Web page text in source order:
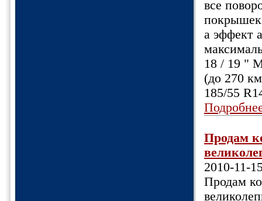
все
а эффект
18 / 19 "
(до 270
185/55
Продам
2010-11-
Продам